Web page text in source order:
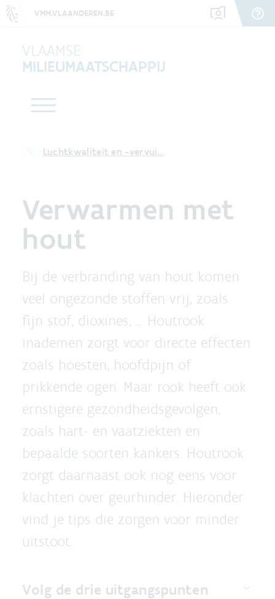
VMM.VLAANDEREN.BE
VLAAMSE
MILIEUMAATSCHAPPIJ
Luchtkwaliteit en -vervui…
Verwarmen met
hout
Bij de verbranding van hout komen
veel ongezonde stoffen vrij, zoals
fijn stof, dioxines, ... Houtrook
inademen zorgt voor directe effecten
zoals hoesten, hoofdpijn of
prikkende ogen. Maar rook heeft ook
ernstigere gezondheidsgevolgen,
zoals hart- en vaatziekten en
bepaalde soorten kankers. Houtrook
zorgt daarnaast ook nog eens voor
klachten over geurhinder. Hieronder
vind je tips die zorgen voor minder
uitstoot.
Volg de drie uitgangspunten